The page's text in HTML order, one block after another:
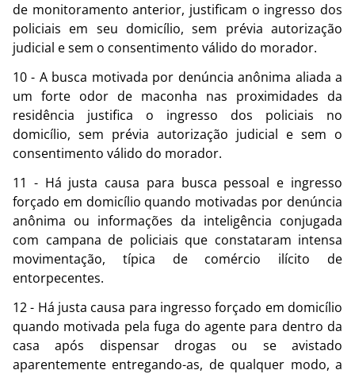
de monitoramento anterior, justificam o ingresso dos
policiais em seu domicílio, sem prévia autorização
judicial e sem o consentimento válido do morador.
10 - A busca motivada por denúncia anônima aliada a
um forte odor de maconha nas proximidades da
residência justifica o ingresso dos policiais no
domicílio, sem prévia autorização judicial e sem o
consentimento válido do morador.
11 - Há justa causa para busca pessoal e ingresso
forçado em domicílio quando motivadas por denúncia
anônima ou informações da inteligência conjugada
com campana de policiais que constataram intensa
movimentação, típica de comércio ilícito de
entorpecentes.
12 - Há justa causa para ingresso forçado em domicílio
quando motivada pela fuga do agente para dentro da
casa após dispensar drogas ou se avistado
aparentemente entregando-as, de qualquer modo, a